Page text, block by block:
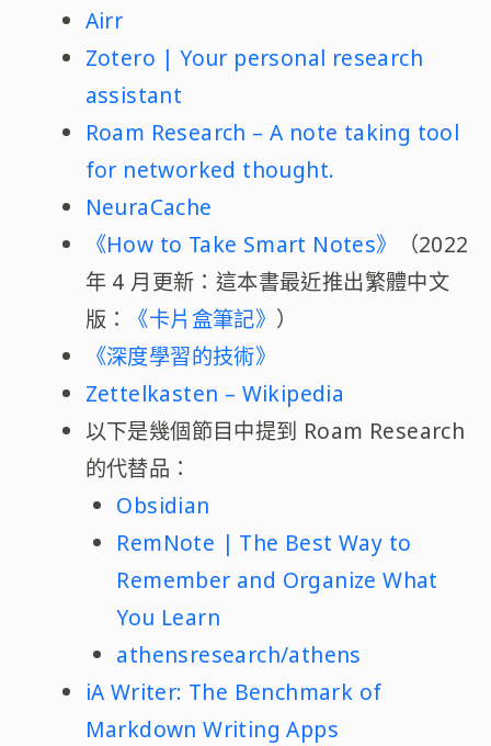
Airr
Zotero | Your personal research
assistant
Roam Research – A note taking tool
for networked thought.
NeuraCache
《How to Take Smart Notes》
（2022
年 4 月更新：這本書最近推出繁體中文
版：
《卡片盒筆記》 ）
《深度學習的技術》
Zettelkasten – Wikipedia
以下是幾個節目中提到 Roam Research
的代替品：
Obsidian
RemNote | The Best Way to
Remember and Organize What
You Learn
athensresearch/athens
iA Writer: The Benchmark of
Markdown Writing Apps